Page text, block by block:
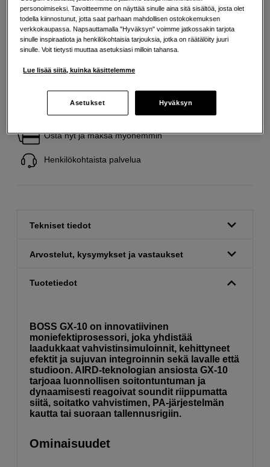
Lainaaminen maksaa! Jos et pysty maksamaan velkaa ajoissa, saatat
saada maksuhäiriömerkinnän. Se voi vaikeuttaa asunnon vuokraamista,
liittymien tekemistä ja uusien lainojen saamista. Apua saat kuntasi talous- ja
velkaneuvonnasta. Yhteystiedot löydät sivulta kkv.fi (avautuu uuteen
välilehteen)
Osta nyt ja maksa myöhemmin
Henkilökohtaista palvelua
Tekniset tiedot
Arvostelut, kysymykset ja vastaukset
Tuotetiedot
BOSS GX-10 on innovatiivinen
moniefektiprosessori, joka yhdistää
laadukkaat vahvistinsimuloinnit, kehittyneet
efektit ja sujuvan integroinnin sekä lavalle että
studioon. AIRD-teknologian ansiosta GX-10
tarjoaa luonnollisen soitontuntuman ja
dynaamisesti reagoivat soundit riippumatta
siitä, soitatko vahvistimen, PA-järjestelmän
kautta tai suoraan tallennusrigiin.
Ominaisuudet
personoimiseksi. Tavoitteemme on näyttää sinulle aina sitä sisältöä, josta olet
todella kiinnostunut, jotta saat parhaan mahdollisen ostokokemuksen
verkkokaupassa. Napsauttamalla "Hyväksyn" voimme jatkossakin tarjota
sinulle inspiraatiota ja henkilökohtaisia tarjouksia, jotka on räätälöity juuri
sinulle. Voit tietysti muuttaa asetuksiasi milloin tahansa.
Lue lisää siitä, kuinka käsittelemme
Asetukset Hyväksyn